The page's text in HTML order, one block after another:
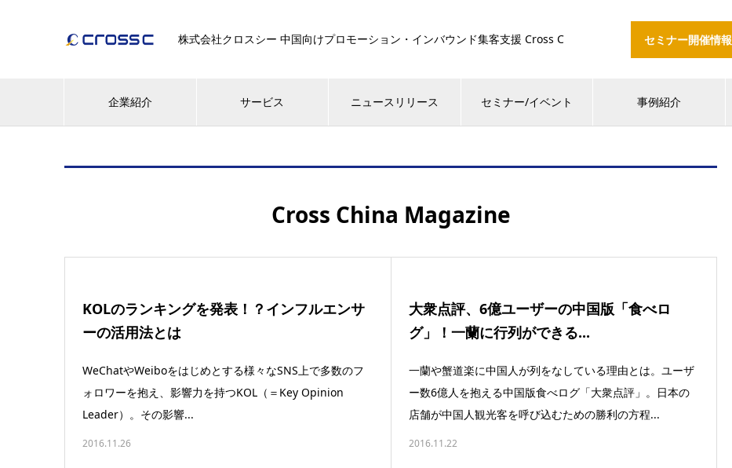
株式会社クロスシー 中国向けプロモーション・インバウンド集客支援 Cross C セミナー開催情報
企業紹介 サービス ニュースリリース セミナー/イベント 事例紹介
Cross China Magazine
KOLのランキングを発表！？インフルエンサ
ーの活用法とは
WeChatやWeiboをはじめとする様々なSNS上で多数のフ
ォロワーを抱え、影響力を持つKOL（＝Key Opinion
Leader）。その影響...
2016.11.26
大衆点評、6億ユーザーの中国版「食べロ
グ」！一蘭に行列ができる...
一蘭や蟹道楽に中国人が列をなしている理由とは。ユーザ
ー数6億人を抱える中国版食べログ「大衆点評」。日本の
店舗が中国人観光客を呼び込むための勝利の方程...
2016.11.22